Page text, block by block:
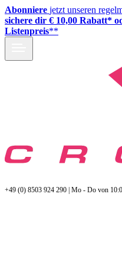
Abonniere jetzt unseren
sichere dir € 10,00 Rabatt*
Listenpreis**
+49 (0) 8503 924 290 | Mo - Do von